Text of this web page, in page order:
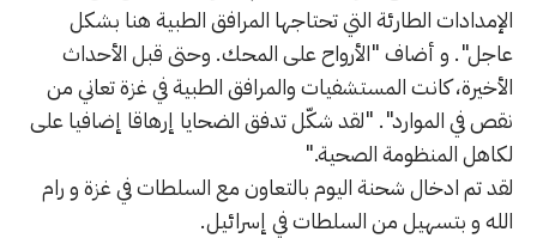
الإمدادات الطارئة التي تحتاجها المرافق الطبية هنا بشكل
عاجل". و أضاف "الأرواح على المحك. وحتى قبل الأحداث
الأخيرة، كانت المستشفيات والمرافق الطبية في غزة تعاني من
نقص في الموارد". "لقد شكّل تدفق الضحايا إرهاقا إضافيا على
لكاهل المنظومة الصحية."
لقد تم ادخال شحنة اليوم بالتعاون مع السلطات في غزة و رام
الله و بتسهيل من السلطات في إسرائيل.